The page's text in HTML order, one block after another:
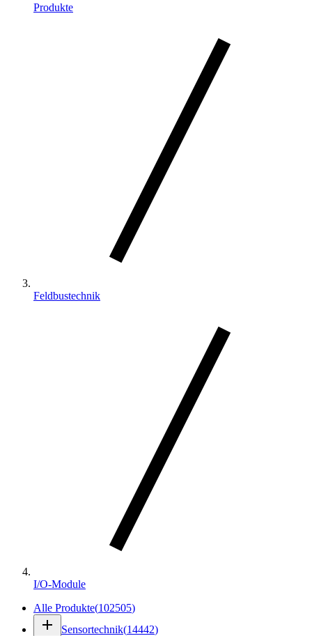
Produkte
Feldbustechnik
I/O-Module
Alle Produkte(102505)
add Sensortechnik(14442)